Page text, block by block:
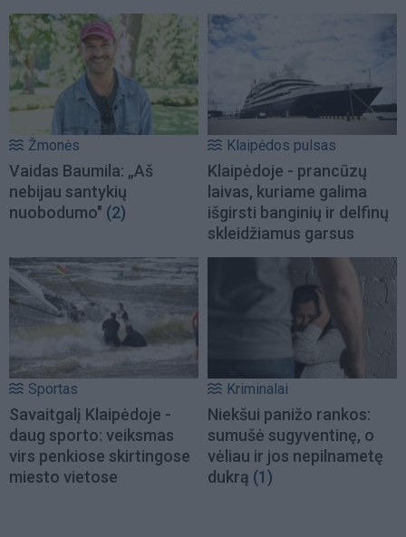
Žmonės
Vaidas Baumila: „Aš
nebijau santykių
nuobodumo" (2)
Klaipėdos pulsas
Klaipėdoje - prancūzų
laivas, kuriame galima
išgirsti banginių ir delfinų
skleidžiamus garsus
Sportas
Savaitgalį Klaipėdoje -
daug sporto: veiksmas
virs penkiose skirtingose
miesto vietose
Kriminalai
Niekšui panižo rankos:
sumušė sugyventinę, o
vėliau ir jos nepilnametę
dukrą (1)